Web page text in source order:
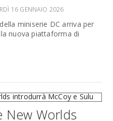
16 GENNAIO 2026
miniserie DC arriva per
nuova piattaforma di
New Worlds